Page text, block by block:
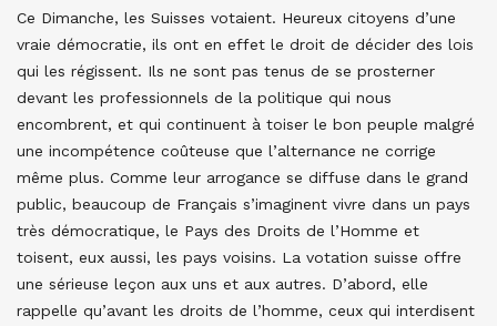
Ce Dimanche, les Suisses votaient. Heureux citoyens d’une
vraie démocratie, ils ont en effet le droit de décider des lois
qui les régissent. Ils ne sont pas tenus de se prosterner
devant les professionnels de la politique qui nous
encombrent, et qui continuent à toiser le bon peuple malgré
une incompétence coûteuse que l’alternance ne corrige
même plus. Comme leur arrogance se diffuse dans le grand
public, beaucoup de Français s’imaginent vivre dans un pays
très démocratique, le Pays des Droits de l’Homme et
toisent, eux aussi, les pays voisins. La votation suisse offre
une sérieuse leçon aux uns et aux autres. D’abord, elle
rappelle qu’avant les droits de l’homme, ceux qui interdisent